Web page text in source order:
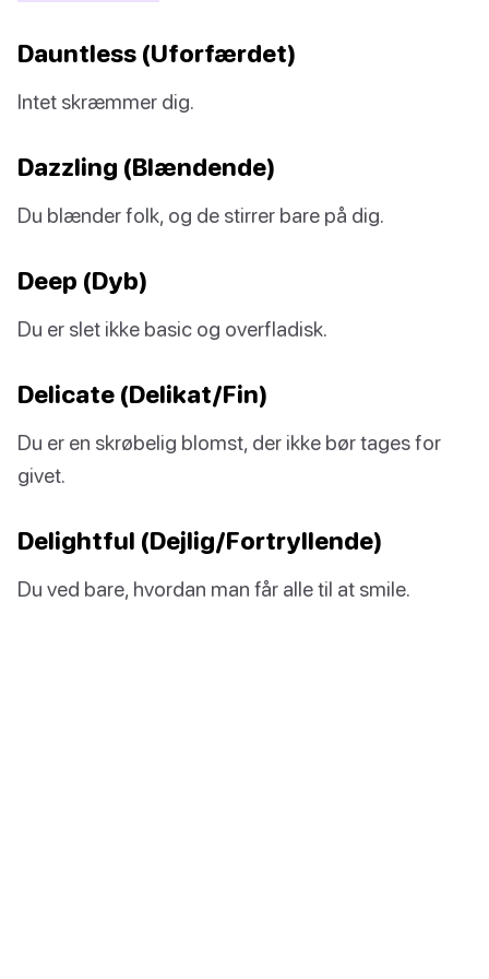
Dauntless (Uforfærdet)
Intet skræmmer dig.
Dazzling (Blændende)
Du blænder folk, og de stirrer bare på dig.
Deep (Dyb)
Du er slet ikke basic og overfladisk.
Delicate (Delikat/Fin)
Du er en skrøbelig blomst, der ikke bør tages for
givet.
Delightful (Dejlig/Fortryllende)
Du ved bare, hvordan man får alle til at smile.